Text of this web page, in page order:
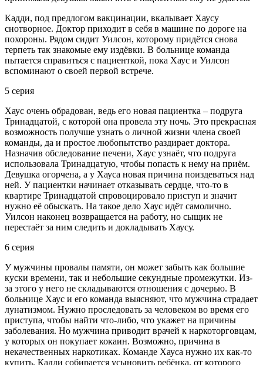
Кадди, под предлогом вакцинации, вкалывает Хаусу
снотворное. Доктор приходит в себя в машине по дороге на
похороны. Рядом сидит Уилсон, которому придётся снова
терпеть так знакомые ему издёвки. В больнице команда
пытается справиться с пациенткой, пока Хаус и Уилсон
вспоминают о своей первой встрече.
5 серия
Хаус очень обрадован, ведь его новая пациентка – подруга
Тринадцатой, с которой она провела эту ночь. Это прекрасная
возможность получше узнать о личной жизни члена своей
команды, да и простое любопытство раздирает доктора.
Назначив обследование печени, Хаус узнаёт, что подруга
использовала Тринадцатую, чтобы попасть к нему на приём.
Девушка огорчена, а у Хауса новая причина поиздеваться над
ней. У пациентки начинает отказывать сердце, что-то в
квартире Тринадцатой спровоцировало приступ и значит
нужно её обыскать. На такое дело Хаус идёт самолично.
Уилсон наконец возвращается на работу, но сыщик не
перестаёт за ним следить и докладывать Хаусу.
6 серия
У мужчины провалы памяти, он может забыть как большие
куски времени, так и небольшие секундные промежутки. Из-
за этого у него не складываются отношения с дочерью. В
больнице Хаус и его команда выясняют, что мужчина страдает
лунатизмом. Нужно проследовать за человеком во время его
приступа, чтобы найти что-либо, что укажет на причины
заболевания. Но мужчина приводит врачей к наркоторговцам,
у которых он покупает кокаин. Возможно, причина в
некачественных наркотиках. Команде Хауса нужно их как-то
купить. Кадди собирается усыновить ребёнка, от которого